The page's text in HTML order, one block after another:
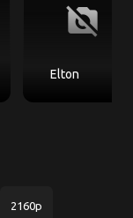
no_photography
Elton
2160p